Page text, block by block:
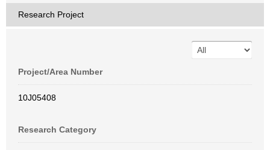
Research Project
Project/Area Number
10J05408
Research Category